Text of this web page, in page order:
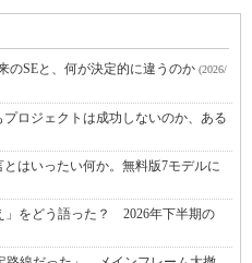
のSEと、何が決定的に違うのか (2026/
ロジェクトは成功しないのか、ある
はいったい何か。無料版7モデルに
」をどう語った？ 2026年下半期の